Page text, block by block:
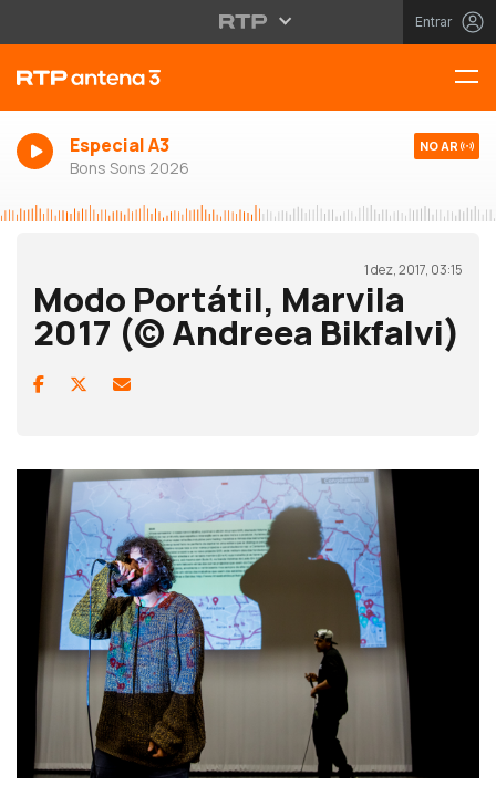
Entrar
Especial A3
Bons Sons 2026
NO AR
1 dez, 2017, 03:15
Modo Portátil, Marvila
2017 (© Andreea Bikfalvi)